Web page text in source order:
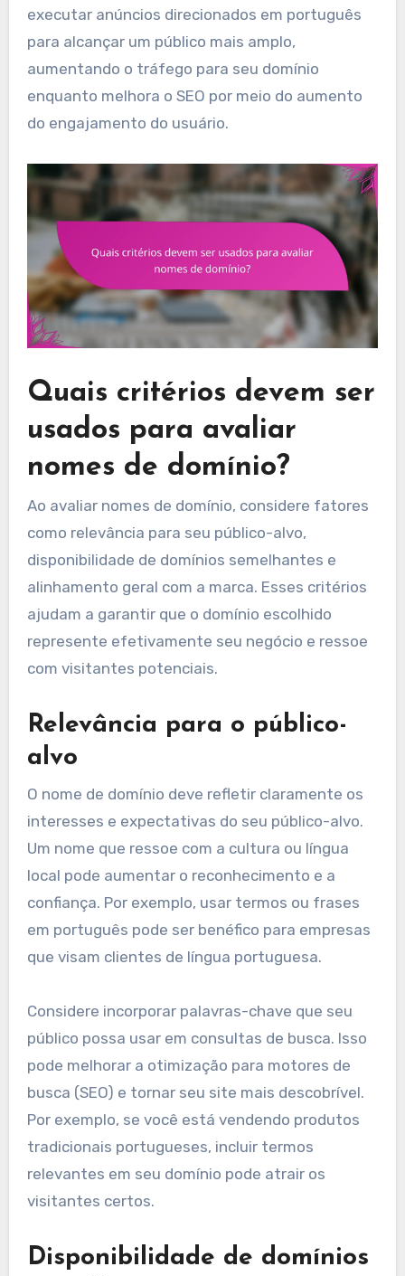
executar anúncios direcionados em português
para alcançar um público mais amplo,
aumentando o tráfego para seu domínio
enquanto melhora o SEO por meio do aumento
do engajamento do usuário.
Quais critérios devem ser
usados para avaliar
nomes de domínio?
Ao avaliar nomes de domínio, considere fatores
como relevância para seu público-alvo,
disponibilidade de domínios semelhantes e
alinhamento geral com a marca. Esses critérios
ajudam a garantir que o domínio escolhido
represente efetivamente seu negócio e ressoe
com visitantes potenciais.
Relevância para o público-
alvo
O nome de domínio deve refletir claramente os
interesses e expectativas do seu público-alvo.
Um nome que ressoe com a cultura ou língua
local pode aumentar o reconhecimento e a
confiança. Por exemplo, usar termos ou frases
em português pode ser benéfico para empresas
que visam clientes de língua portuguesa.
Considere incorporar palavras-chave que seu
público possa usar em consultas de busca. Isso
pode melhorar a otimização para motores de
busca (SEO) e tornar seu site mais descobrível.
Por exemplo, se você está vendendo produtos
tradicionais portugueses, incluir termos
relevantes em seu domínio pode atrair os
visitantes certos.
Disponibilidade de domínios